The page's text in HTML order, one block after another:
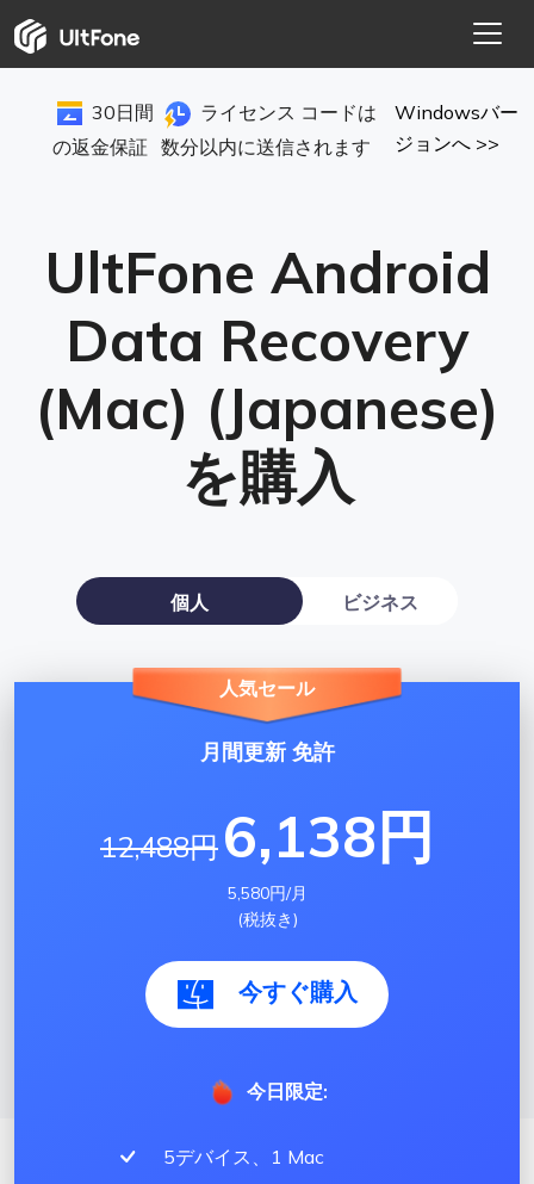
30日間
の返金保証
ライセンス コードは
数分以内に送信されます
Windowsバー
ジョンへ >>
UltFone Android
Data Recovery
(Mac) (Japanese)
を購入
個人 ビジネス
人気セール
月間更新 免許
12,488円 6,138円
5,580円/月
(税抜き)
今すぐ購入
今日限定:
5デバイス、1 Mac